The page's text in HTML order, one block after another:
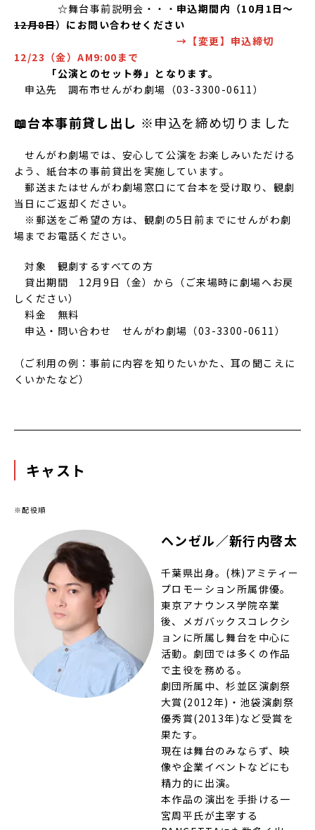
☆舞台事前説明会・・・ 申込期間内（10月1日～
12月8日）にお問い合わせください
→【変更】申込締切
12/23（金）AM9:00まで
「公演とのセット券」となります。
申込先 調布市せんがわ劇場（03-3300-0611）
📖台本事前貸し出し ※申込を締め切りました
せんがわ劇場では、安心して公演をお楽しみいただける
よう、紙台本の事前貸出を実施しています。
郵送またはせんがわ劇場窓口にて台本を受け取り、観劇
当日にご返却ください。
※郵送をご希望の方は、観劇の5日前までにせんがわ劇
場までお電話ください。
対象 観劇するすべての方
貸出期間 12月9日（金）から（ご来場時に劇場へお戻
しください）
料金 無料
申込・問い合わせ せんがわ劇場（03-3300-0611）
（ご利用の例：事前に内容を知りたいかた、耳の聞こえに
くいかたなど）
キャスト
※配役順
ヘンゼル／新行内啓太
千葉県出身。(株)アミティー
プロモーション所属俳優。
東京アナウンス学院卒業
後、メガバックスコレクシ
ョンに所属し舞台を中心に
活動。劇団では多くの作品
で主役を務める。
劇団所属中、杉並区演劇祭
大賞(2012年)・池袋演劇祭
優秀賞(2013年)など受賞を
果たす。
現在は舞台のみならず、映
像や企業イベントなどにも
精力的に出演。
本作品の演出を手掛ける一
宮周平氏が主宰する